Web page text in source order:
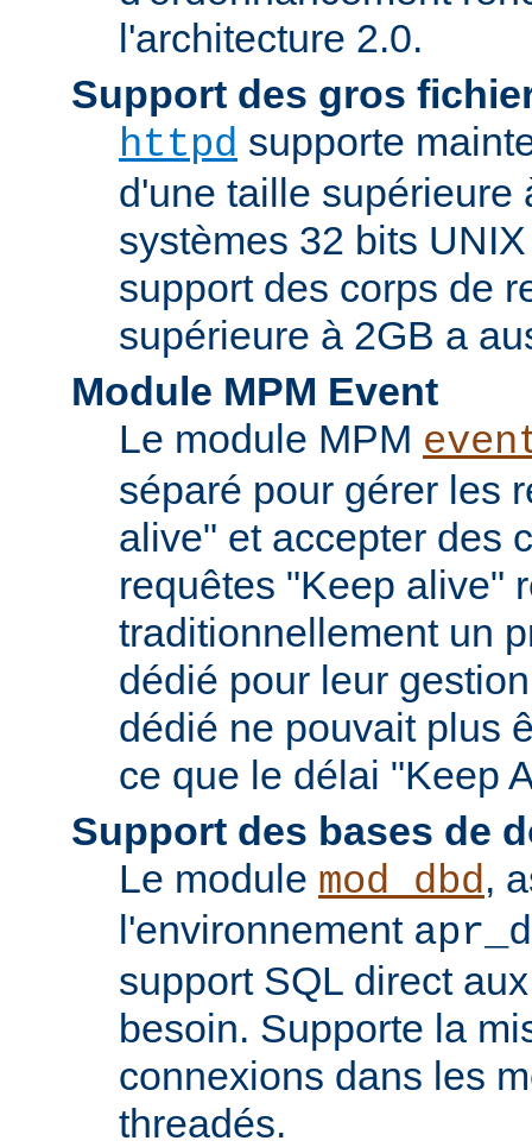
l'architecture 2.0.
Support des gros
httpd supporte
d'une taille supérieure
systèmes 32 bits
support des corps de
supérieure à 2GB a
Module MPM Event
Le module MPM
séparé pour gérer les
alive" et accepter des
requêtes "Keep alive"
traditionnellement un
dédié pour leur
dédié ne pouvait plus
ce que le délai "Keep
Support des bases de
Le module mod_dbd,
l'environnement
support SQL direct
besoin. Supporte la
connexions dans les
threadés.